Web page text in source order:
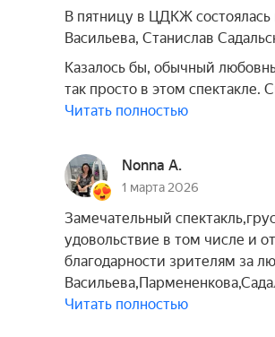
В пятницу в ЦДКЖ состоялась
Васильева, Станислав
Казалось бы, обычный
так просто в этом спектакле.
Читать полностью
Nonna A.
1 марта 2026
Замечательный
удовольствие в том числе и
благодарности зрителям за
Читать полностью